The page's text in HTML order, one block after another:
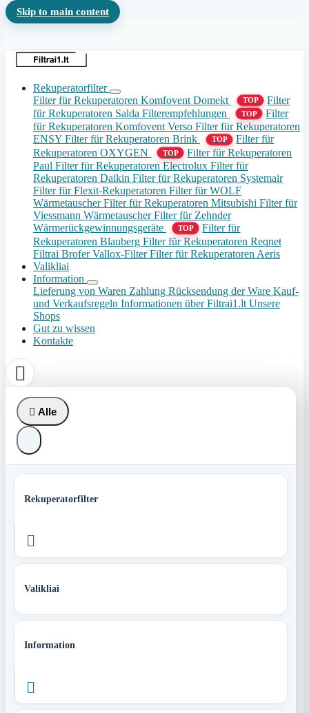
Skip to main content
Rekuperatorfilter
Filter für Rekuperatoren Komfovent Domekt
TOP
Filter
für Rekuperatoren Salda Filterempfehlungen TOP
Filter
für Rekuperatoren Komfovent Verso Filter für Rekuperatoren
ENSY Filter für Rekuperatoren Brink TOP
Filter für
Rekuperatoren OXYGEN
TOP
Filter für Rekuperatoren
Paul Filter für Rekuperatoren Electrolux Filter für
Rekuperatoren Daikin Filter für Rekuperatoren Systemair
Filter für Flexit-Rekuperatoren Filter für WOLF
WärmetauscherFilter für Rekuperatoren Mitsubishi Filter für
Viessmann WärmetauscherFilter für Zehnder
Wärmerückgewinnungsgeräte
TOP
Filter für
Rekuperatoren Blauberg Filter für Rekuperatoren Reqnet
Filtrai BroferVallox-FilterFilter für Rekuperatoren Aeris
Valikliai
Information
Lieferung von Waren Zahlung Rücksendung der Ware Kauf-
und Verkaufsregeln Informationen über Filtrai1.lt Unsere
Shops
Gut zu wissen
Kontakte

 Alle
Rekuperatorfilter

Valikliai
Information
